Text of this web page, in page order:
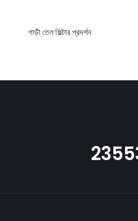
গাড়ী তেল ফিল্টার প্রদর্শন